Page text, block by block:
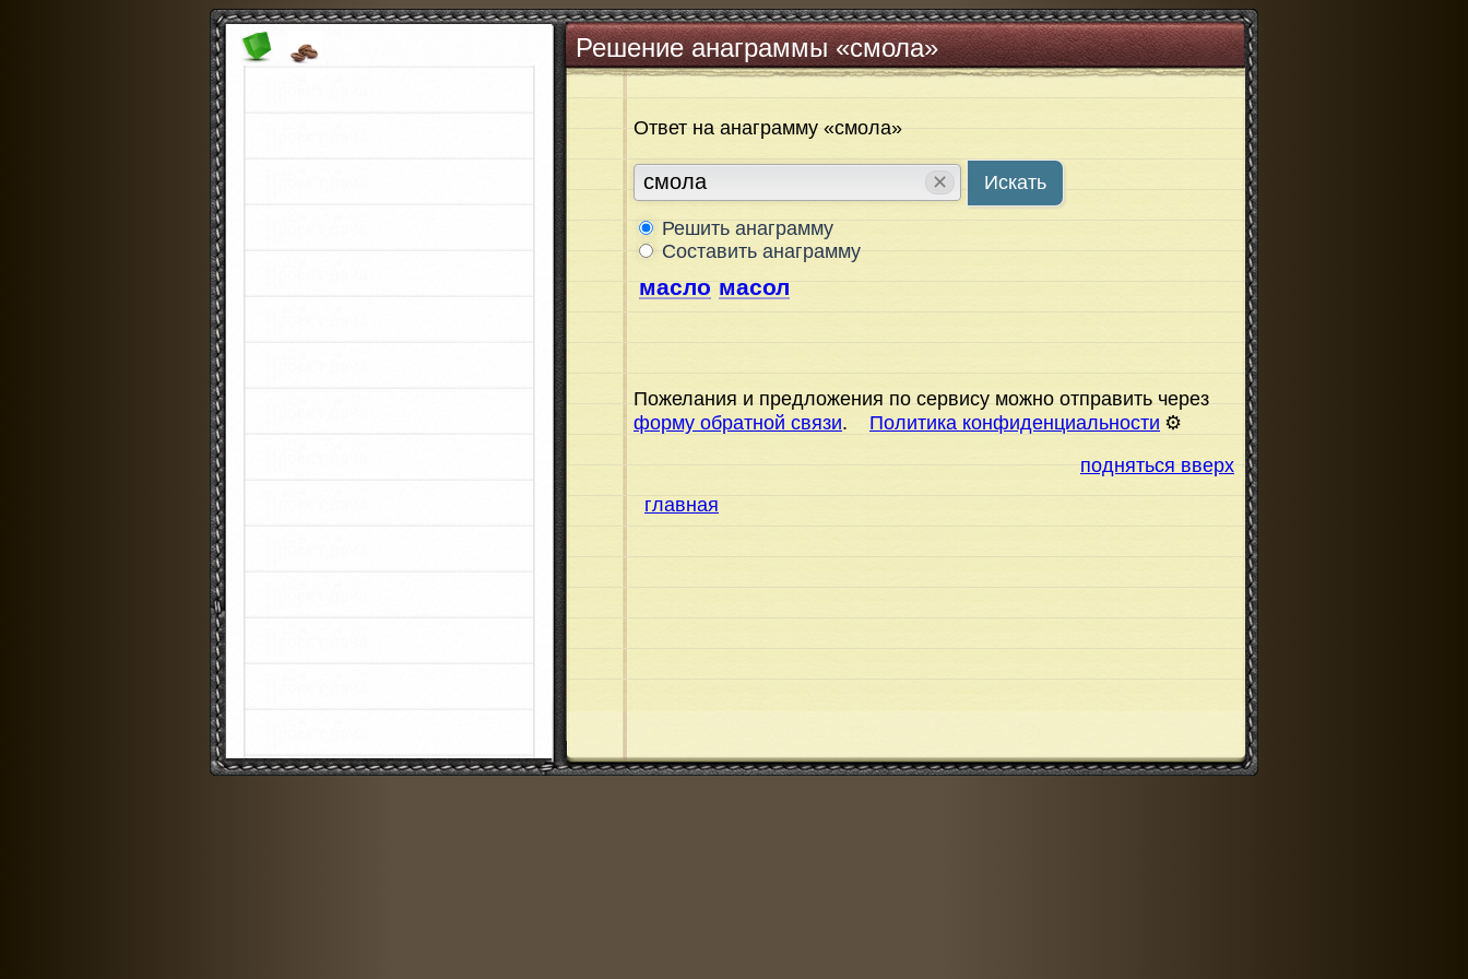
Решение анаграммы «смола»
Ответ на анаграмму «смола»
✕ Искать
Решить анаграмму
Составить анаграмму
масло масол
Пожелания и предложения по сервису можно отправить через
форму обратной связи. Политика конфиденциальности ⚙️
подняться вверх
главная